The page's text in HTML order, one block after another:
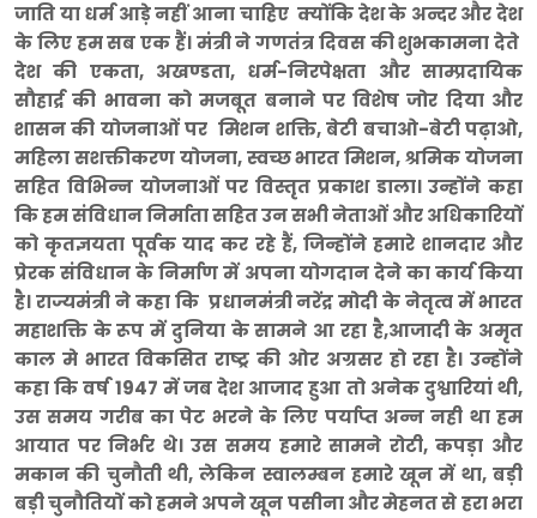
जाति या धर्म आड़े नहीं आना चाहिए क्योंकि देश के अन्दर और देश
के लिए हम सब एक हैं। मंत्री ने गणतंत्र दिवस की शुभकामना देते
देश की एकता, अखण्डता, धर्म-निरपेक्षता और साम्प्रदायिक
सौहार्द्र की भावना को मजबूत बनाने पर विशेष जोर दिया और
शासन की योजनाओं पर मिशन शक्ति, बेटी बचाओ-बेटी पढ़ाओ,
महिला सशक्तीकरण योजना, स्वच्छ भारत मिशन, श्रमिक योजना
सहित विभिन्न योजनाओं पर विस्तृत प्रकाश डाला। उन्होंने कहा
कि हम संविधान निर्माता सहित उन सभी नेताओं और अधिकारियों
को कृतज्ञयता पूर्वक याद कर रहे हैं, जिन्होंने हमारे शानदार और
प्रेरक संविधान के निर्माण में अपना योगदान देने का कार्य किया
है। राज्यमंत्री ने कहा कि प्रधानमंत्री नरेंद्र मोदी के नेतृत्व में भारत
महाशक्ति के रूप में दुनिया के सामने आ रहा है,आजादी के अमृत
काल मे भारत विकसित राष्ट्र की ओर अग्रसर हो रहा है। उन्होंने
कहा कि वर्ष 1947 में जब देश आजाद हुआ तो अनेक दुश्वारियां थी,
उस समय गरीब का पेट भरने के लिए पर्याप्त अन्न नही था हम
आयात पर निर्भर थे। उस समय हमारे सामने रोटी, कपड़ा और
मकान की चुनौती थी, लेकिन स्वालम्बन हमारे खून में था, बड़ी
बड़ी चुनौतियों को हमने अपने खून पसीना और मेहनत से हरा भरा